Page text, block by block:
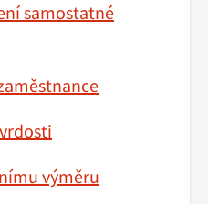
samostatné
výměru